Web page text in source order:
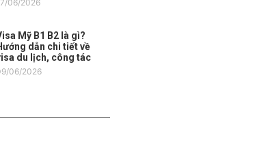
06/2026
Mỹ B1 B2 là gì?
dẫn chi tiết về
du lịch, công tác
06/2026